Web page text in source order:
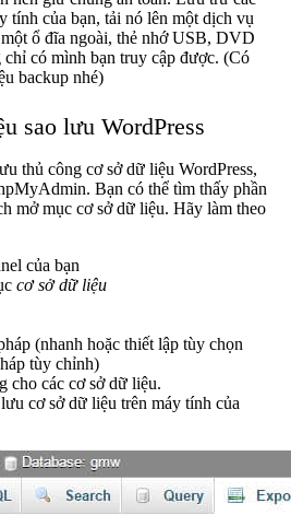
tính của bạn, tải nó lên một dịch vụ
ổ đĩa ngoài, thẻ nhớ USB, DVD
có mình bạn truy cập được. (Có
backup nhé)
sao lưu WordPress
thủ công cơ sở dữ liệu WordPress,
Bạn có thể tìm thấy phần
mở mục cơ sở dữ liệu. Hãy làm theo
của bạn
cơ sở dữ liệu
(nhanh hoặc thiết lập tùy chọn
tùy chỉnh)
cho các cơ sở dữ liệu.
cơ sở dữ liệu trên máy tính của